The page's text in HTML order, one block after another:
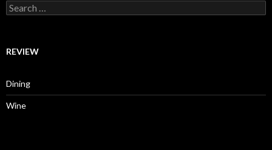
Search for:
REVIEW
Dining
Wine